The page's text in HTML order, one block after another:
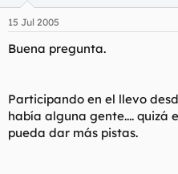
m
a
15 Jul 2005
Buena pregunta.
Participando en el llevo
había alguna gente.... quizá
pueda dar más pistas.